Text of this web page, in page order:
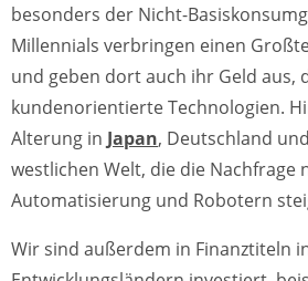
besonders der Nicht-
Millennials verbringen einen
und geben dort auch ihr Geld aus,
kundenorientierte Technologien.
Alterung in Japan, Deutschland
westlichen Welt, die die Nachfrage
Automatisierung und Robotern
Wir sind außerdem in Finanztiteln